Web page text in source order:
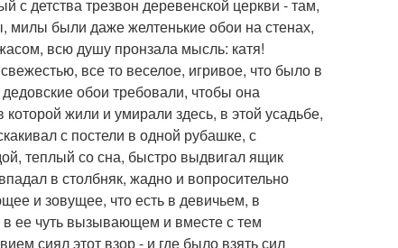
детства трезвон деревенской церкви - там,
милы были даже желтенькие обои на стенах,
всю душу пронзала мысль: катя!
все то веселое, игривое, что было в
обои требовали, чтобы она
жили и умирали здесь, в этой усадьбе,
с постели в одной рубашке, с
теплый со сна, быстро выдвигал ящик
в столбняк, жадно и вопросительно
и зовущее, что есть в девичьем, в
в ее чуть вызывающем и вместе с тем
сиял этот взор - и где было взять сил